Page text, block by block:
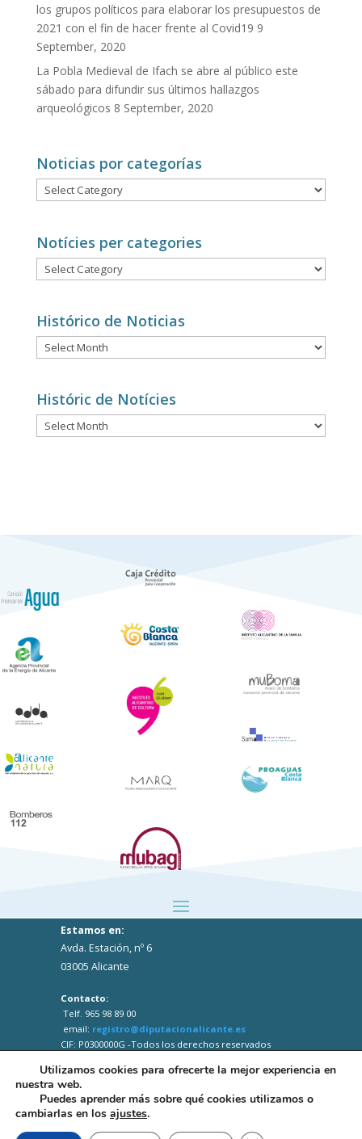
los grupos políticos para elaborar los presupuestos de
2021 con el fin de hacer frente al Covid19 9
September, 2020
La Pobla Medieval de Ifach se abre al público este
sábado para difundir sus últimos hallazgos
arqueológicos 8 September, 2020
Noticias por categorías
Noticias
por
Notícies per categories
Notícies
per
Histórico de Noticias
Histórico
de
Históric de Notícies
Históric
de
Estamos en:
Avda. Estación, nº 6
03005 Alicante
Contacto:
Telf. 965 98 89 00
email: registro@diputacionalicante.es
CIF: P0300000G -Todos los derechos reservados
Utilizamos cookies para ofrecerte la mejor experiencia en
nuestra web.
Puedes aprender más sobre qué cookies utilizamos o
cambiarlas en los ajustes.